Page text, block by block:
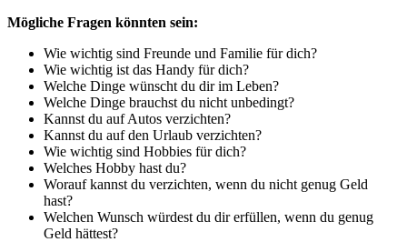
Mögliche Fragen könnten sein:
Wie wichtig sind Freunde und Familie für dich?
Wie wichtig ist das Handy für dich?
Welche Dinge wünscht du dir im Leben?
Welche Dinge brauchst du nicht unbedingt?
Kannst du auf Autos verzichten?
Kannst du auf den Urlaub verzichten?
Wie wichtig sind Hobbies für dich?
Welches Hobby hast du?
Worauf kannst du verzichten, wenn du nicht genug Geld
hast?
Welchen Wunsch würdest du dir erfüllen, wenn du genug
Geld hättest?